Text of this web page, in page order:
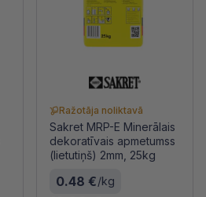
Ražotāja noliktavā
Sakret MRP-E Minerālais
dekoratīvais apmetumss
(lietutiņš) 2mm, 25kg
0.48 €/kg